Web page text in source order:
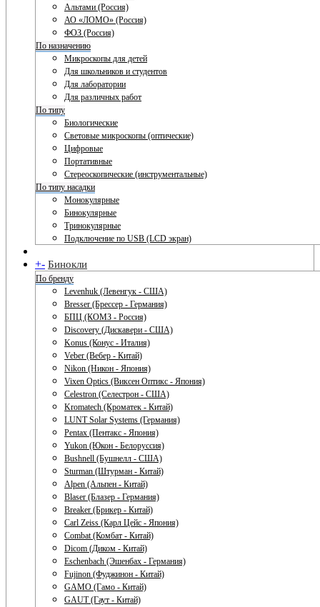
Альтами (Россия)
АО «ЛОМО» (Россия)
ФОЗ (Россия)
По назначению
Микроскопы для детей
Для школьников и студентов
Для лаборатории
Для различных работ
По типу
Биологические
Световые микроскопы (оптические)
Цифровые
Портативные
Стереоскопические (инструментальные)
По типу насадки
Монокулярные
Бинокулярные
Тринокулярные
Подключение по USB (LCD экран)
+- Бинокли
По бренду
Levenhuk (Левенгук - США)
Bresser (Брессер - Германия)
БПЦ (КОМЗ - Россия)
Discovery (Дискавери - США)
Konus (Конус - Италия)
Veber (Вебер - Китай)
Nikon (Никон - Япония)
Vixen Optics (Виксен Оптикс - Япония)
Celestron (Селестрон - США)
Kromatech (Кроматек - Китай)
LUNT Solar Systems (Германия)
Pentax (Пентакс - Япония)
Yukon (Юкон - Белоруссия)
Bushnell (Бушнелл - США)
Sturman (Штурман - Китай)
Alpen (Альпен - Китай)
Blaser (Блазер - Германия)
Breaker (Брикер - Китай)
Carl Zeiss (Карл Цейс - Япония)
Combat (Комбат - Китай)
Dicom (Диком - Китай)
Eschenbach (Эшенбах - Германия)
Fujinon (Фуджинон - Китай)
GAMO (Гамо - Китай)
GAUT (Гаут - Китай)